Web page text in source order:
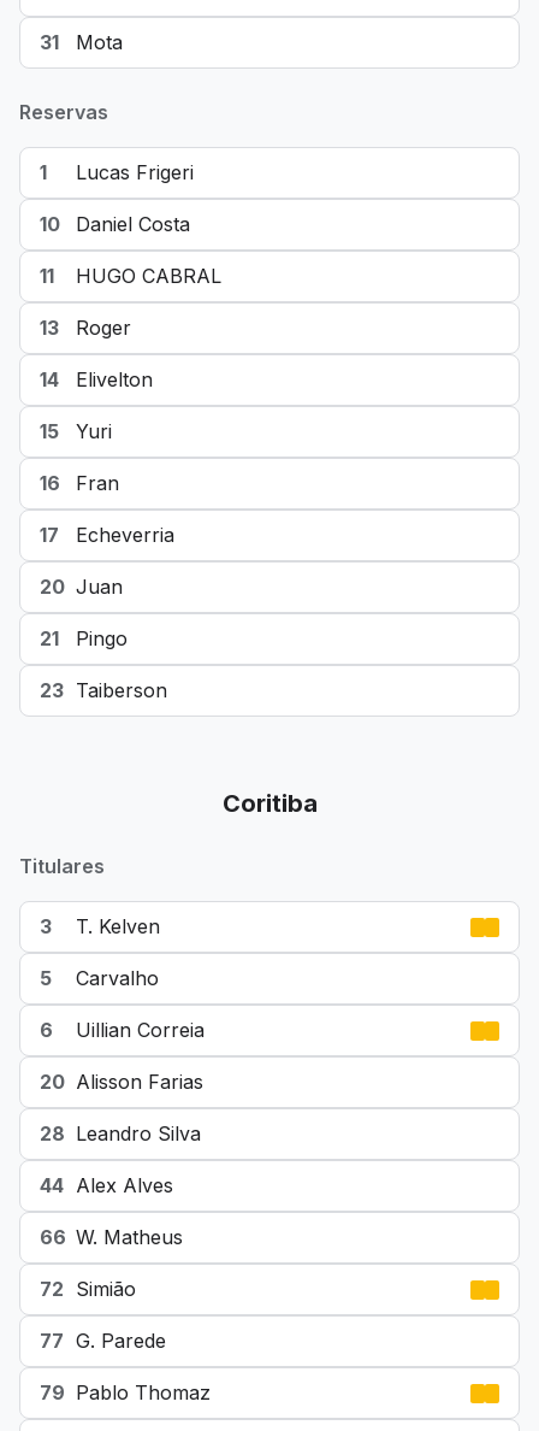
31 Mota
Reservas
1 Lucas Frigeri
10 Daniel Costa
11 HUGO CABRAL
13 Roger
14 Elivelton
15 Yuri
16 Fran
17 Echeverria
20 Juan
21 Pingo
23 Taiberson
Coritiba
Titulares
3 T. Kelven
5 Carvalho
6 Uillian Correia
20 Alisson Farias
28 Leandro Silva
44 Alex Alves
66 W. Matheus
72 Simião
77 G. Parede
79 Pablo Thomaz